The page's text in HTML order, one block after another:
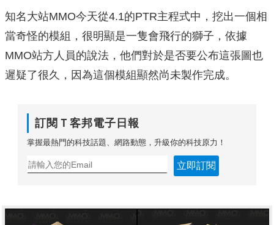
知名大站MMO今天從4.1的PTR主程式中，挖出一個相
當奇怪的模組，很明顯是一隻會飛行的獅子，依據
MMO站方人員的說法，他們對於是否要公布這張圖也
遲疑了很久，因為這個模組顯然尚未製作完成。
訂閱Ｔ客邦電子日報
掌握最熱門的科技話題、網路動態，升級你的科技原力！
立即訂閱